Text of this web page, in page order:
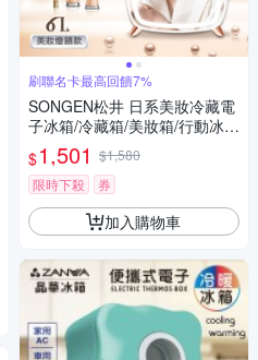
刷聯名卡最高回饋7%
SONGEN松井 日系美妝冷藏電
子冰箱/冷藏箱/美妝箱/行動冰箱
(CLT-07B)
$1,501 $1,580
限時下殺
券
加入購物車